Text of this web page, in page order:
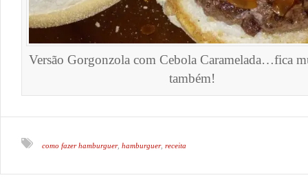
Versão Gorgonzola com Cebola Caramelada…fica
também!
como fazer hamburguer, hamburguer, receita